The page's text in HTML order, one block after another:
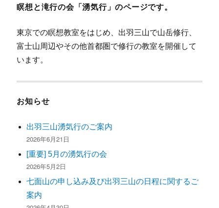
瞑想と滝行の会「湧気行」のページです。
東京での瞑想教室をはじめ、出羽三山で山岳修行、
富士山周辺やその他首都圏で修行の教室を開催して
います。
お知らせ
出羽三山湧気行のご案内
2026年6月21日
[重要] 5月の湧気行の会
2026年5月2日
七面山の申し込み及び出羽三山の日程に関するご
案内